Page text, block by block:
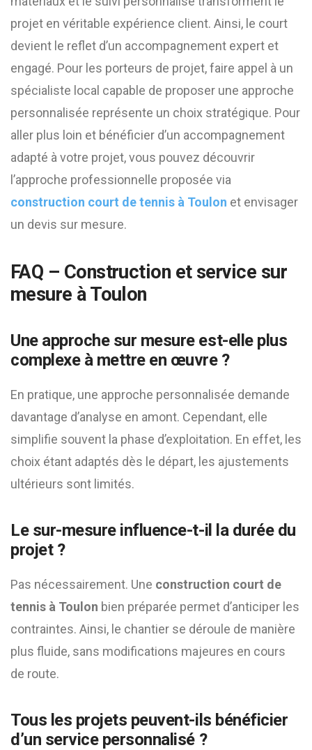
projet en véritable expérience client. Ainsi, le court
devient le reflet d’un accompagnement expert et
engagé. Pour les porteurs de projet, faire appel à un
spécialiste local capable de proposer une approche
personnalisée représente un choix stratégique. Pour
aller plus loin et bénéficier d’un accompagnement
adapté à votre projet, vous pouvez découvrir
l’approche professionnelle proposée via
construction court de tennis à Toulon et envisager
un devis sur mesure.
FAQ – Construction et service sur
mesure à Toulon
Une approche sur mesure est-elle plus
complexe à mettre en œuvre ?
En pratique, une approche personnalisée demande
davantage d’analyse en amont. Cependant, elle
simplifie souvent la phase d’exploitation. En effet, les
choix étant adaptés dès le départ, les ajustements
ultérieurs sont limités.
Le sur-mesure influence-t-il la durée du
projet ?
Pas nécessairement. Une construction court de
tennis à Toulon bien préparée permet d’anticiper les
contraintes. Ainsi, le chantier se déroule de manière
plus fluide, sans modifications majeures en cours
de route.
Tous les projets peuvent-ils bénéficier
d’un service personnalisé ?